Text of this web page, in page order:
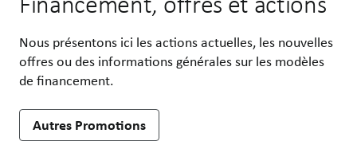
Nous présentons ici les actions actuelles, les nouvelles
offres ou des informations générales sur les modèles
de financement.
Autres Promotions